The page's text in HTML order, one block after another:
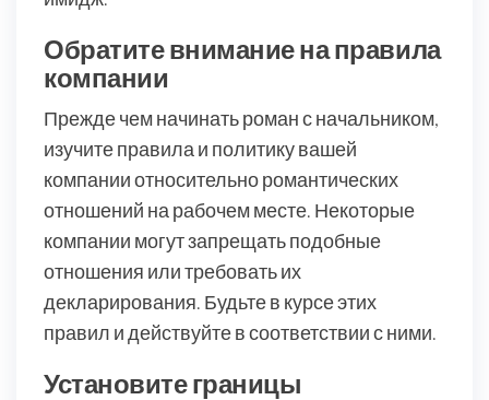
Обратите внимание на правила
компании
Прежде чем начинать роман с начальником,
изучите правила и политику вашей
компании относительно романтических
отношений на рабочем месте. Некоторые
компании могут запрещать подобные
отношения или требовать их
декларирования. Будьте в курсе этих
правил и действуйте в соответствии с ними.
Установите границы